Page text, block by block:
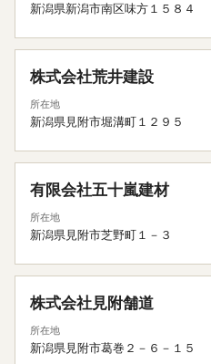
新潟県新潟市南区味方１５８４
株式会社荒井建設
所在地
新潟県見附市堀溝町１２９５
有限会社五十嵐建材
所在地
新潟県見附市芝野町１－３
株式会社見附舗道
所在地
新潟県見附市葛巻２－６－１５